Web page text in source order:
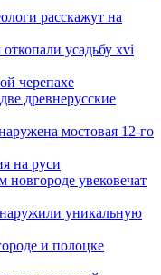
расскажут на
усадьбу xvi
черепахе
древнерусские
мостовая 12-го
на руси
увековечат
уникальную
и полоцке